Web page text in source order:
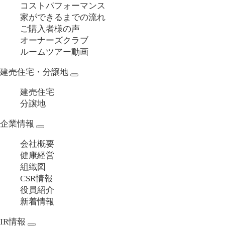
コストパフォーマンス
家ができるまでの流れ
ご購入者様の声
オーナーズクラブ
ルームツアー動画
建売住宅・分譲地
建売住宅
分譲地
企業情報
会社概要
健康経営
組織図
CSR情報
役員紹介
新着情報
IR情報